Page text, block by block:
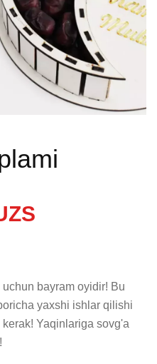
bayram oyidir! Bu
yaxshi ishlar qilishi
Yaqinlariga sovg'a